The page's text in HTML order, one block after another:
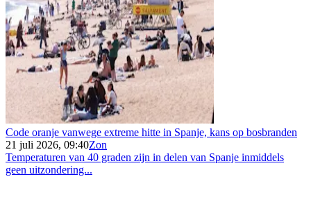
Code oranje vanwege extreme hitte in Spanje, kans op bosbranden
21 juli 2026, 09:40Zon
Temperaturen van 40 graden zijn in delen van Spanje inmiddels
geen uitzondering...